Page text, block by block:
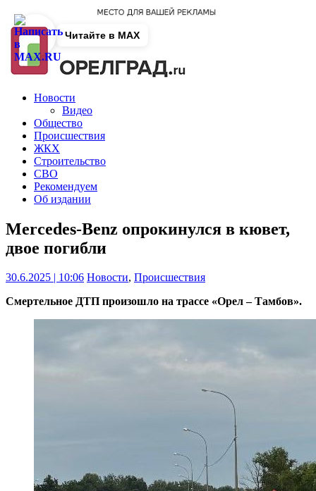
Новости
Видео
Общество
Происшествия
ЖКХ
Строительство
СВО
Рекомендуем
Об издании
Mercedes-Benz опрокинулся в кювет,
двое погибли
30.6.2025 | 10:06 Новости, Происшествия
Смертельное ДТП произошло на трассе «Орел – Тамбов».
Читайте в MAX